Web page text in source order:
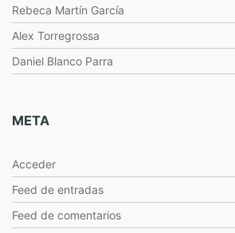
Rebeca Martín García
Alex Torregrossa
Daniel Blanco Parra
META
Acceder
Feed de entradas
Feed de comentarios